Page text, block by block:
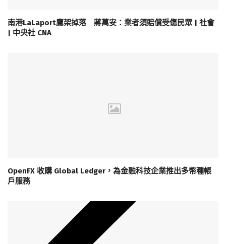
南港LaLaport鷹架掉落 蔣萬安：業者須賠償受傷民眾 | 社會
| 中央社 CNA
OpenFX 收購 Global Ledger，為金融科技企業推出多幣種帳
戶服務